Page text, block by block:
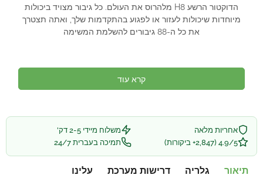
הדוקטור הרשע H8 מלהרוס את העולם. כל גיבור מצויד ביכולות
מיוחדות שיכולות לעזור או לפגוע בהתקדמות שלך, ואתה תצטרך
את כל ה-88 גיבורים להשלמת המשימה
קרא עוד
אחריות מלאה
משלוח מיידי 2-5 דק'
4.9/5 (2,847+ ביקורות)
תמיכה בעברית 24/7
תיאור גלריה דרישות מערכת עלינו